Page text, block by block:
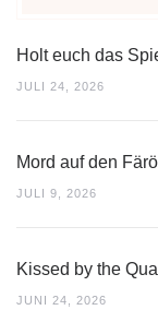
Holt euch das
JULI 24, 2026
Mord auf den
JULI 9, 2026
Kissed by the
JUNI 24, 2026